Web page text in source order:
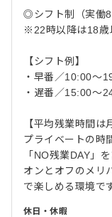
◎シフト制（実働8
※22時以降は18歳
【シフト例】
・早番／10:00～
・遅番／15:00～
【平均残業時間は
プライベートの時
「NO残業DAY」
オンとオフのメリ
で楽しめる環境で
休日・休暇